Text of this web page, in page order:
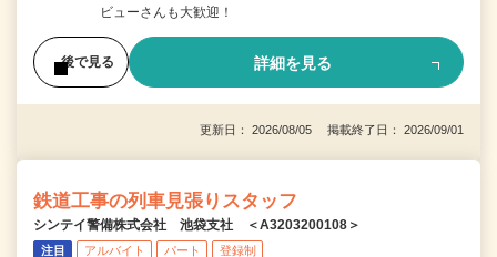
ビューさんも大歓迎！
後で見る 詳細を見る
更新日： 2026/08/05 掲載終了日： 2026/09/01
鉄道工事の列車見張りスタッフ
シンテイ警備株式会社 池袋支社 ＜A3203200108＞
注目 アルバイト パート 登録制